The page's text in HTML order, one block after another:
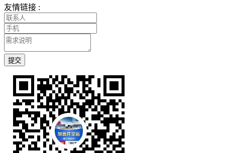
友情链接 :
提交